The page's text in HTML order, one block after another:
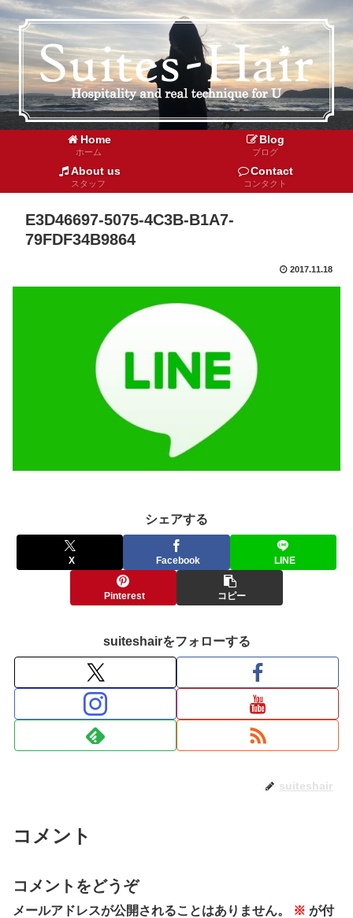
Home
ホーム
Blog
ブログ
About us
スタッフ
Contact
コンタクト
E3D46697-5075-4C3B-B1A7-
79FDF34B9864
2017.11.18
シェアする
X Facebook LINE
Pinterest コピー
suiteshairをフォローする
suiteshair
コメント
コメントをどうぞ
メールアドレスが公開されることはありません。 ※ が付